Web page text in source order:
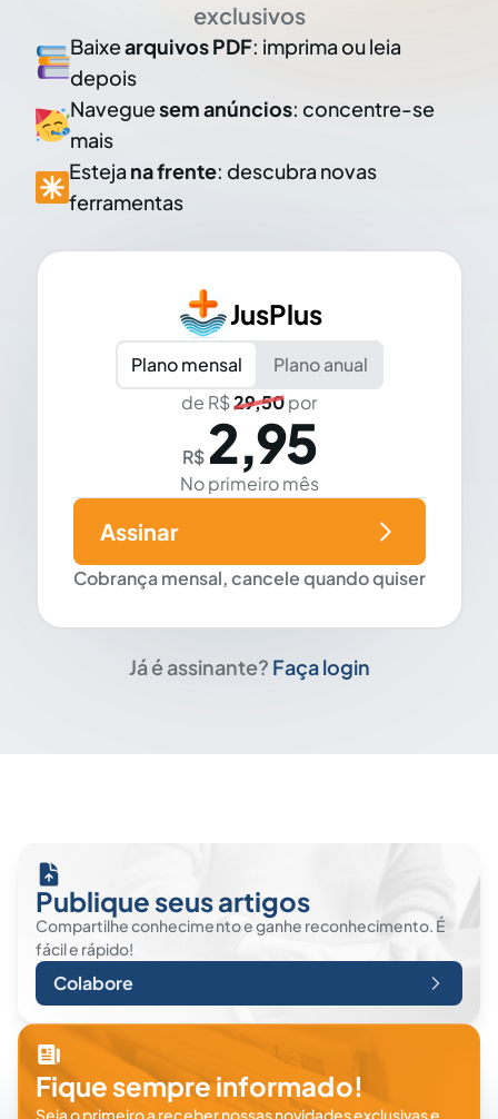
exclusivos
Baixearquivos PDF: imprima ou leia
depois
Naveguesem anúncios: concentre-se
mais
Esteja na frente: descubra novas
ferramentas
JusPlus
Plano mensal
Plano anual
de R$29,50por
R$ 2,95
No primeiro mês
Cobrança mensal, cancele quando quiser
Assinar
Já é assinante? Faça login
Publique seus artigos
Compartilhe conhecimento e ganhe reconhecimento. É
fácil e rápido!
Colabore
Fique sempre informado!
Seja o primeiro a receber nossas novidades exclusivas e